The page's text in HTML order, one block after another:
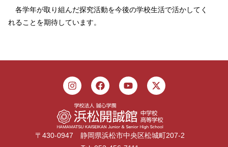
各学年が取り組んだ探究活動を今後の学校生活で活かしてく
れることを期待しています。
〒430-0947 静岡県浜松市中央区松城町207-2